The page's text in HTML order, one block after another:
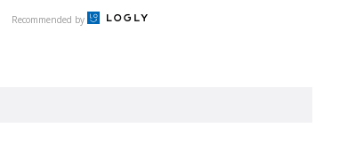
Recommended by